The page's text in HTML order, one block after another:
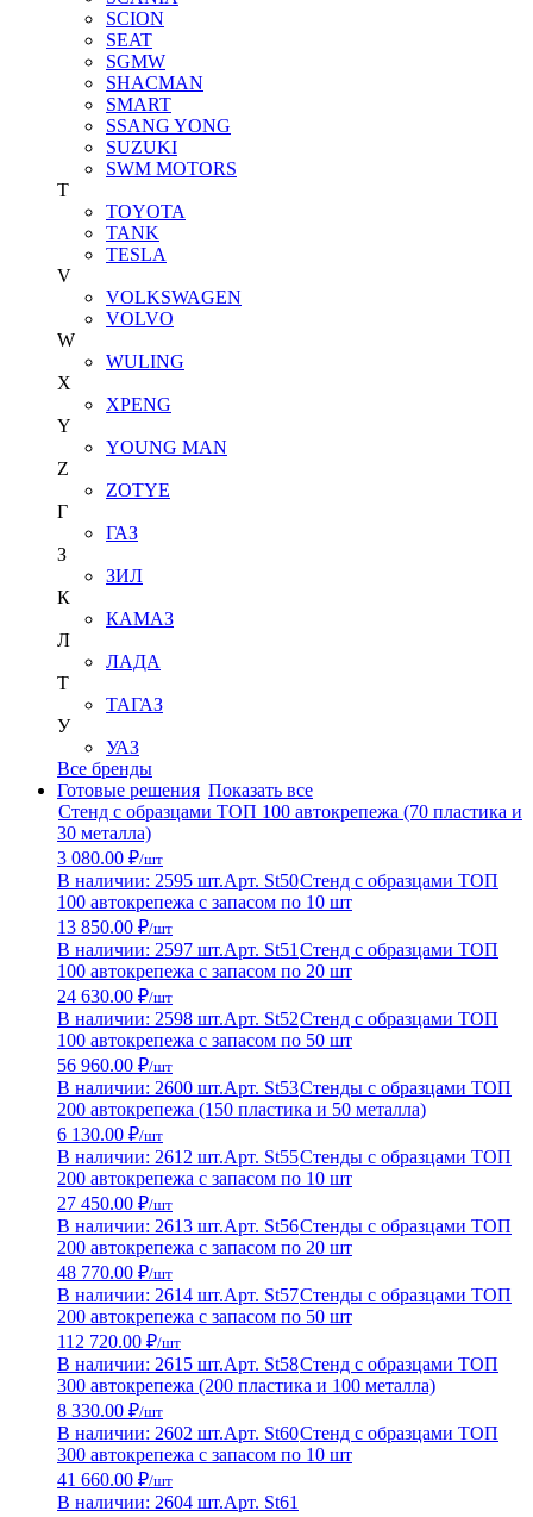
SCION
SEAT
SGMW
SHACMAN
SMART
SSANG YONG
SUZUKI
SWM MOTORS
T
TOYOTA
TANK
TESLA
V
VOLKSWAGEN
VOLVO
W
WULING
X
XPENG
Y
YOUNG MAN
Z
ZOTYE
Г
ГАЗ
З
ЗИЛ
К
КАМАЗ
Л
ЛАДА
Т
ТАГАЗ
У
УАЗ
Все бренды
Готовые решения Показать все
Стенд с образцами ТОП 100 автокрепежа (70 пластика и
30 металла)
3 080.00 ₽/шт
В наличии: 2595 шт.Арт. St50Стенд с образцами ТОП
100 автокрепежа с запасом по 10 шт
13 850.00 ₽/шт
В наличии: 2597 шт.Арт. St51 Стенд с образцами ТОП
100 автокрепежа с запасом по 20 шт
24 630.00 ₽/шт
В наличии: 2598 шт.Арт. St52Стенд с образцами ТОП
100 автокрепежа с запасом по 50 шт
56 960.00 ₽/шт
В наличии: 2600 шт.Арт. St53Стенды с образцами ТОП
200 автокрепежа (150 пластика и 50 металла)
6 130.00 ₽/шт
В наличии: 2612 шт.Арт. St55Стенды с образцами ТОП
200 автокрепежа с запасом по 10 шт
27 450.00 ₽/шт
В наличии: 2613 шт.Арт. St56Стенды с образцами ТОП
200 автокрепежа с запасом по 20 шт
48 770.00 ₽/шт
В наличии: 2614 шт.Арт. St57Стенды с образцами ТОП
200 автокрепежа с запасом по 50 шт
112 720.00 ₽/шт
В наличии: 2615 шт.Арт. St58Стенд с образцами ТОП
300 автокрепежа (200 пластика и 100 металла)
8 330.00 ₽/шт
В наличии: 2602 шт.Арт. St60Стенд с образцами ТОП
300 автокрепежа с запасом по 10 шт
41 660.00 ₽/шт
В наличии: 2604 шт.Арт. St61